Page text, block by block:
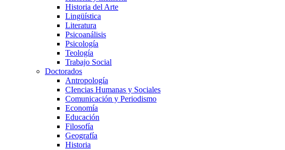
Historia del Arte
Lingüística
Literatura
Psicoanálisis
Psicología
Teología
Trabajo Social
Doctorados
Antropología
CIencias Humanas y Sociales
Comunicación y Periodismo
Economía
Educación
Filosofía
Geografía
Historia